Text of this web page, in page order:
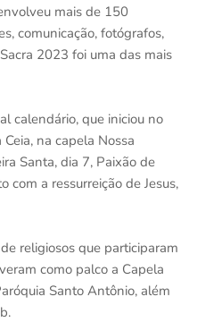
mais de 150
comunicação, fotógrafos,
2023 foi uma das mais
calendário, que iniciou no
na capela Nossa
Santa, dia 7, Paixão de
com a ressurreição de Jesus,
religiosos que participaram
como palco a Capela
Santo Antônio, além